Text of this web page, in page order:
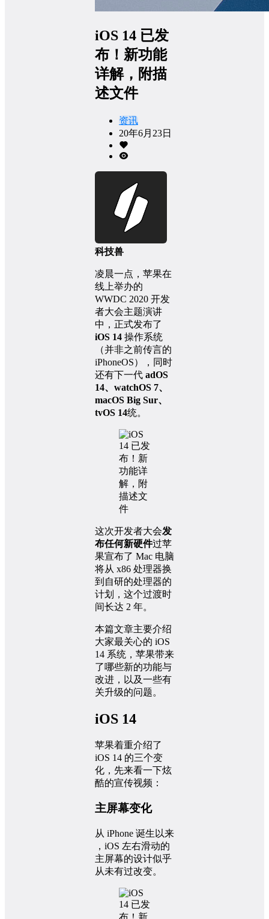
iOS 14 已发
布！新功能
详解，附描
述文件
资讯
20年6月23日
科技兽
凌晨一点，苹果在
线上举办的
WWDC 2020 开发
者大会主题演讲
中，正式发布了
iOS 14 操作系统
（并非之前传言的
iPhoneOS），同时
还有下一代 adOS
14、watchOS 7、
macOS Big Sur、
tvOS 14统。
这次开发者大会发
布任何新硬件过苹
果宣布了 Mac 电脑
将从 x86 处理器换
到自研的处理器的
计划，这个过渡时
间长达 2 年。
本篇文章主要介绍
大家最关心的 iOS
14 系统，苹果带来
了哪些新的功能与
改进，以及一些有
关升级的问题。
iOS 14
苹果着重介绍了
iOS 14 的三个变
化，先来看一下炫
酷的宣传视频：
主屏幕变化
从 iPhone 诞生以来
，iOS 左右滑动的
主屏幕的设计似乎
从未有过改变。